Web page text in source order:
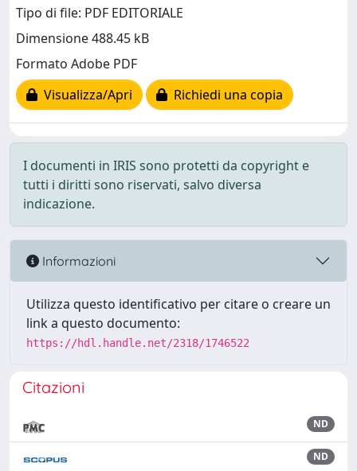
Tipo di file: PDF EDITORIALE
Dimensione 488.45 kB
Formato Adobe PDF
Visualizza/Apri
Richiedi una copia
I documenti in IRIS sono protetti da copyright e
tutti i diritti sono riservati, salvo diversa
indicazione.
Informazioni
Utilizza questo identificativo per citare o creare un
link a questo documento:
https://hdl.handle.net/2318/1746522
Citazioni
ND
ND